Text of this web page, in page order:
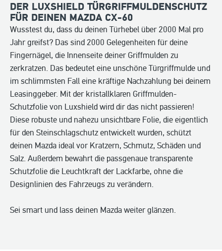
DER LUXSHIELD TÜRGRIFFMULDENSCHUTZ
FÜR DEINEN MAZDA CX-60
Wusstest du, dass du deinen Türhebel über 2000 Mal pro
Jahr greifst? Das sind 2000 Gelegenheiten für deine
Fingernägel, die Innenseite deiner Griffmulden zu
zerkratzen. Das bedeutet eine unschöne Türgriffmulde und
im schlimmsten Fall eine kräftige Nachzahlung bei deinem
Leasinggeber. Mit der kristallklaren Griffmulden-
Schutzfolie von Luxshield wird dir das nicht passieren!
Diese robuste und nahezu unsichtbare Folie, die eigentlich
für den Steinschlagschutz entwickelt wurden, schützt
deinen Mazda ideal vor Kratzern, Schmutz, Schäden und
Salz. Außerdem bewahrt die passgenaue transparente
Schutzfolie die Leuchtkraft der Lackfarbe, ohne die
Designlinien des Fahrzeugs zu verändern.
Sei smart und lass deinen Mazda weiter glänzen.